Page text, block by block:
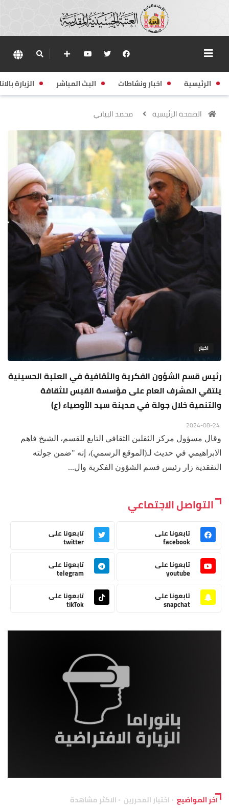
الرئيسية اخبار ونشاطات البث المباشر الزيارة
الصفحة الرئيسية محمد البياتي
اخبار
رئيس قسم الشؤون الفكرية والثقافية في العتبة الحسينية
يلتقي المشرف العام على مؤسسة القبس للثقافة
والتنمية خلال جولة في مدينة سيد الأوصياء (ع)
وقال مسؤول مركز الثقلين الثقافي التابع للقسم، الشيخ فاهم
الابراهيمي في حديث لـ(الموقع الرسمي)، إنه "ضمن جولته
التفقدية زار رئيس قسم الشؤون الفكرية وال...
التواصل الاجتماعي
تابعونا على
facebook
تابعونا على
twitter
تابعونا على
youtube
تابعونا على
telegram
تابعونا على
snapchat
تابعونا على
tikTok
آخر المواضيع اختيار المحررين الاكثر مشاهدة